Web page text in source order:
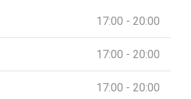
17:00 - 20:00
17:00 - 20:00
17:00 - 20:00